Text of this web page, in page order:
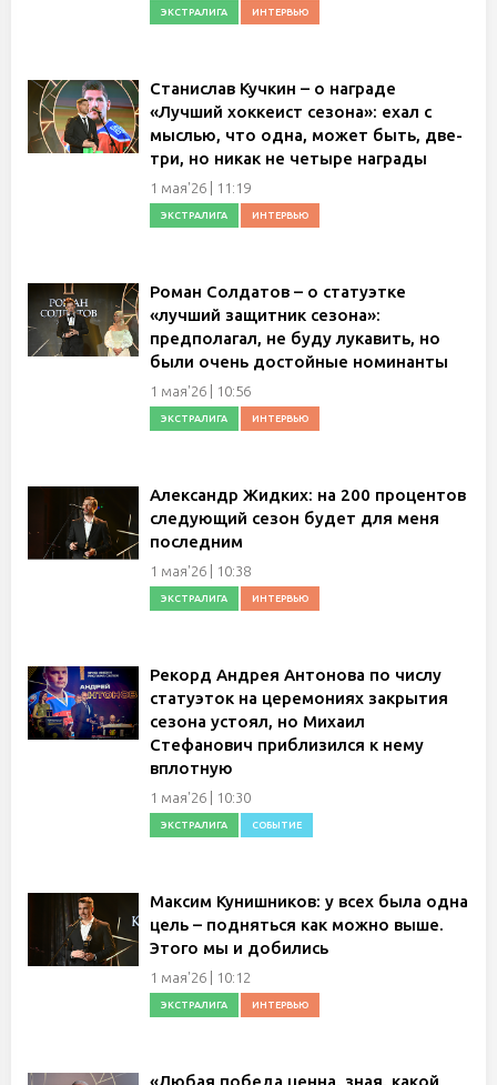
ЭКСТРАЛИГА ИНТЕРВЬЮ
Станислав Кучкин – о награде
«Лучший хоккеист сезона»: ехал с
мыслью, что одна, может быть, две-
три, но никак не четыре награды
1 мая'26 | 11:19
ЭКСТРАЛИГА ИНТЕРВЬЮ
Роман Солдатов – о статуэтке
«лучший защитник сезона»:
предполагал, не буду лукавить, но
были очень достойные номинанты
1 мая'26 | 10:56
ЭКСТРАЛИГА ИНТЕРВЬЮ
Александр Жидких: на 200 процентов
следующий сезон будет для меня
последним
1 мая'26 | 10:38
ЭКСТРАЛИГА ИНТЕРВЬЮ
Рекорд Андрея Антонова по числу
статуэток на церемониях закрытия
сезона устоял, но Михаил
Стефанович приблизился к нему
вплотную
1 мая'26 | 10:30
ЭКСТРАЛИГА СОБЫТИЕ
Максим Кунишников: у всех была одна
цель – подняться как можно выше.
Этого мы и добились
1 мая'26 | 10:12
ЭКСТРАЛИГА ИНТЕРВЬЮ
«Любая победа ценна, зная, какой